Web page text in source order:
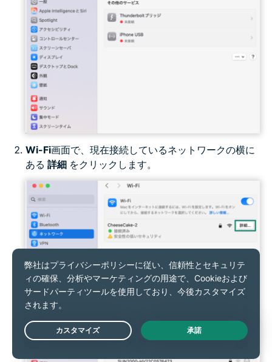
Wi-Fi画面で、現在接続しているネットワークの横に
ある 詳細 をクリックします。
Live Chat